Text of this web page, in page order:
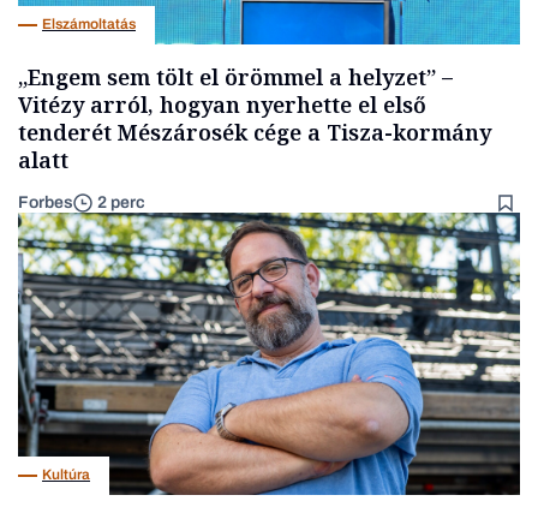
Elszámoltatás
„Engem sem tölt el örömmel a helyzet” –
Vitézy arról, hogyan nyerhette el első
tenderét Mészárosék cége a Tisza-kormány
alatt
Forbes 2 perc
Kultúra